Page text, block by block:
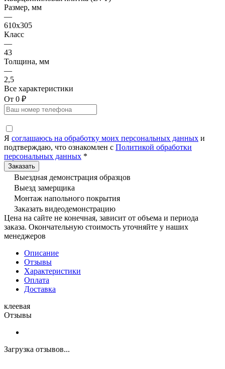
Размер, мм
—
610x305
Класс
—
43
Толщина, мм
—
2,5
Все характеристики
От 0 ₽
Я соглашаюсь на обработку моих персональных данных и
подтверждаю, что ознакомлен с Политикой обработки
персональных данных *
Выездная демонстрация образцов
Выезд замерщика
Монтаж напольного покрытия
Заказать видеодемонстрацию
Цена на сайте не конечная, зависит от объема и периода
заказа. Окончательную стоимость уточняйте у наших
менеджеров
Описание
Отзывы
Характеристики
Оплата
Доставка
клеевая
Отзывы
Загрузка отзывов...